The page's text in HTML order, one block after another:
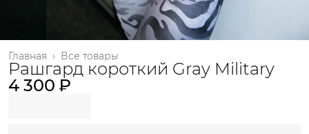
Все товары
Главная ›
Рашгард короткий Gray Military
4 300 ₽